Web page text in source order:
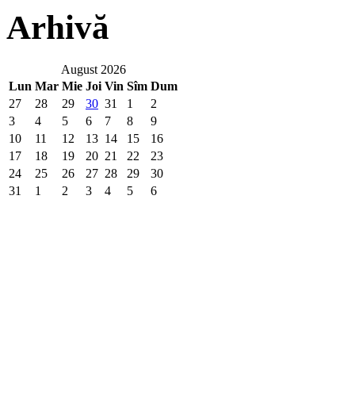
Arhivă
August 2026
Lun Mar Mie Joi Vin Sîm Dum
27
28 29 30 31 1
2
3
4 5 6 7 8
9
10
11 12 13 14 15
16
17
18 19 20 21 22
23
24
25 26 27 28 29
30
31
1 2 3 4 5 6